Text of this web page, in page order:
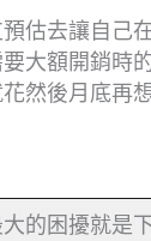
估去讓自己
大額開銷時
然後月底再
的困擾就是